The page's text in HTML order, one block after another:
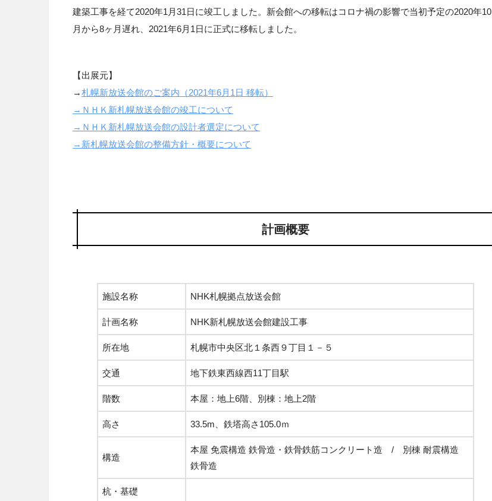
建築工事を経て2020年1月31日に竣工しました。新会館への移転はコロナ禍の影響で当初予定の2020年10
月から8ヶ月遅れ、2021年6月1日に正式に移転しました。
【出展元】
→札幌新放送会館のご案内（2021年6月1日 移転）
→ＮＨＫ新札幌放送会館の竣工について
→ＮＨＫ新札幌放送会館の設計者選定について
→新札幌放送会館の整備方針・概要について
計画概要
施設名称 NHK札幌拠点放送会館
計画名称 NHK新札幌放送会館建設工事
所在地 札幌市中央区北１条西９丁目１－５
交通 地下鉄東西線西11丁目駅
階数 本屋：地上6階、別棟：地上2階
高さ 33.5m、鉄塔高さ105.0ｍ
構造
本屋 免震構造 鉄骨造・鉄骨鉄筋コンクリート造 / 別棟 耐震構造
鉄骨造
杭・基礎